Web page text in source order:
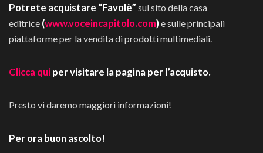
Potrete acquistare “Favolè” sul sito della casa
editrice (www.voceincapitolo.com)e sulle principali
piattaforme per la vendita di prodotti multimediali.
Clicca quiper visitare la pagina per l’acquisto.
Presto vi daremo maggiori informazioni!
Per ora buon ascolto!